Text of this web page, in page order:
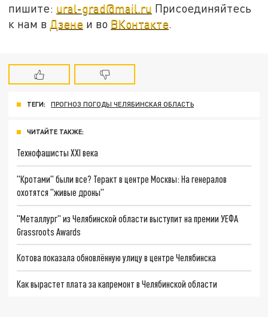
пишите: ural-grad@mail.ru Присоединяйтесь
к нам в Дзене и во ВКонтакте.
ТЕГИ: ПРОГНОЗ ПОГОДЫ ЧЕЛЯБИНСКАЯ ОБЛАСТЬ
ЧИТАЙТЕ ТАКЖЕ:
Технофашисты XXI века
"Кротами" были все? Теракт в центре Москвы: На генералов
охотятся "живые дроны"
"Металлург" из Челябинской области выступит на премии УЕФА
Grassroots Awards
Котова показала обновлённую улицу в центре Челябинска
Как вырастет плата за капремонт в Челябинской области